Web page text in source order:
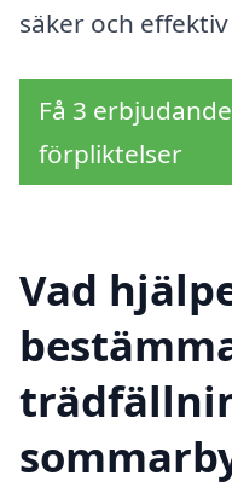
säker och
Få 3
förpliktelser
Vad